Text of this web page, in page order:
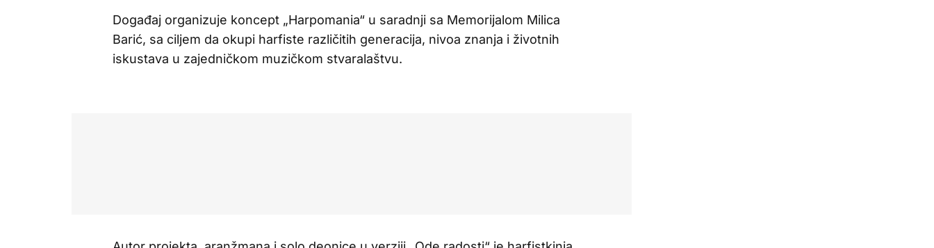
Događaj organizuje koncept „Harpomania“ u saradnji sa Memorijalom Milica
Barić, sa ciljem da okupi harfiste različitih generacija, nivoa znanja i životnih
iskustava u zajedničkom muzičkom stvaralaštvu.